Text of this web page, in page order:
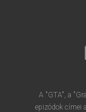
A "GTA", a
epizódok címei